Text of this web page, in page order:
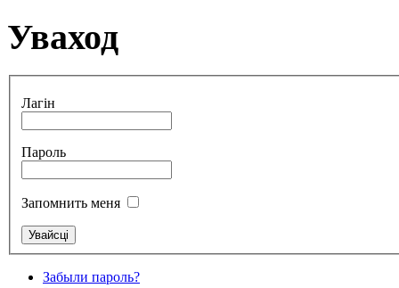
Уваход
Лагін
Пароль
Запомнить меня
Забыли пароль?